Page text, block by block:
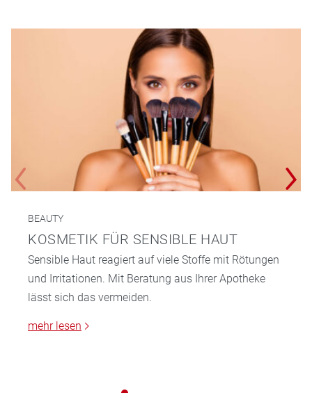
BEAUTY
KOSMETIK FÜR SENSIBLE HAUT
Sensible Haut reagiert auf viele Stoffe mit Rötungen
und Irritationen. Mit Beratung aus Ihrer Apotheke
lässt sich das vermeiden.
mehr lesen